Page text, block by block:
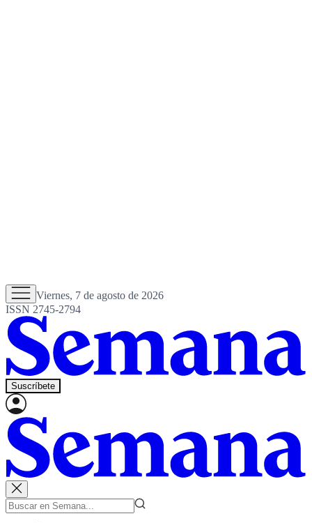
Viernes, 7 de agosto de 2026
ISSN 2745-2794
Suscríbete